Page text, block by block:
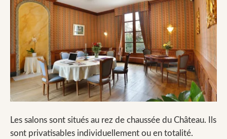
Les salons sont situés au rez de chaussée du Château. Ils
sont privatisables individuellement ou en totalité.